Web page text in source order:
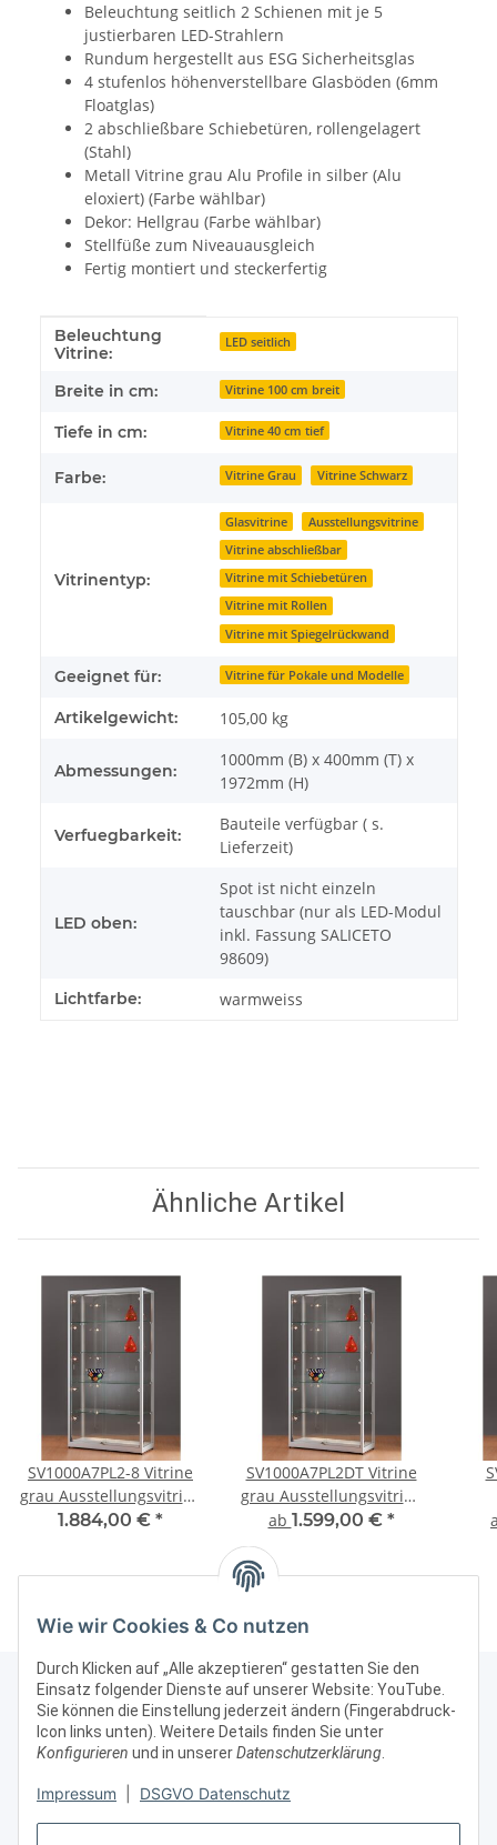
Wie wir Cookies & Co nutzen
Durch Klicken auf „Alle akzeptieren“ gestatten Sie den
Einsatz folgender Dienste auf unserer Website: YouTube.
Sie können die Einstellung jederzeit ändern (Fingerabdruck-
Icon links unten). Weitere Details finden Sie unter
Konfigurieren und in unsererDatenschutzerklärung.
Impressum DSGVO Datenschutz
Beleuchtung seitlich 2 Schienen mit je 5
justierbaren LED-Strahlern
Rundum hergestellt aus ESG Sicherheitsglas
4 stufenlos höhenverstellbare Glasböden (6mm
Floatglas)
2 abschließbare Schiebetüren, rollengelagert
(Stahl)
Metall Vitrine grau Alu Profile in silber (Alu
eloxiert) (Farbe wählbar)
Dekor: Hellgrau (Farbe wählbar)
Stellfüße zum Niveauausgleich
Fertig montiert und steckerfertig
Produkteigenschaft
Wert
Beleuchtung
Vitrine:
LED seitlich
Breite in cm: Vitrine 100 cm breit
Tiefe in cm: Vitrine 40 cm tief
Farbe: Vitrine Grau Vitrine Schwarz
Vitrinentyp:
Glasvitrine
Ausstellungsvitrine
Vitrine abschließbar
Vitrine mit Schiebetüren
Vitrine mit Rollen
Vitrine mit Spiegelrückwand
Geeignet für: Vitrine für Pokale und Modelle
Artikelgewicht: 105,00 kg
Abmessungen:
1000mm (B) x 400mm (T) x
1972mm (H)
Verfuegbarkeit:
Bauteile verfügbar ( s.
Lieferzeit)
LED oben:
Spot ist nicht einzeln
tauschbar (nur als LED-Modul
inkl. Fassung SALICETO
98609)
Lichtfarbe: warmweiss
Ähnliche Artikel
SV1000A7PL2-8 Vitrine
grau Ausstellungsvitrine
Präsentationsvitrine Alu
1.884,00 € *
SV1000A7PL2DT Vitrine
grau Ausstellungsvitrine
Präsentationsvitrine Alu
Silber mit Beleuchtung
ab 1.599,00 € *
Kontakt & Rechtliches
Weitere Informationen